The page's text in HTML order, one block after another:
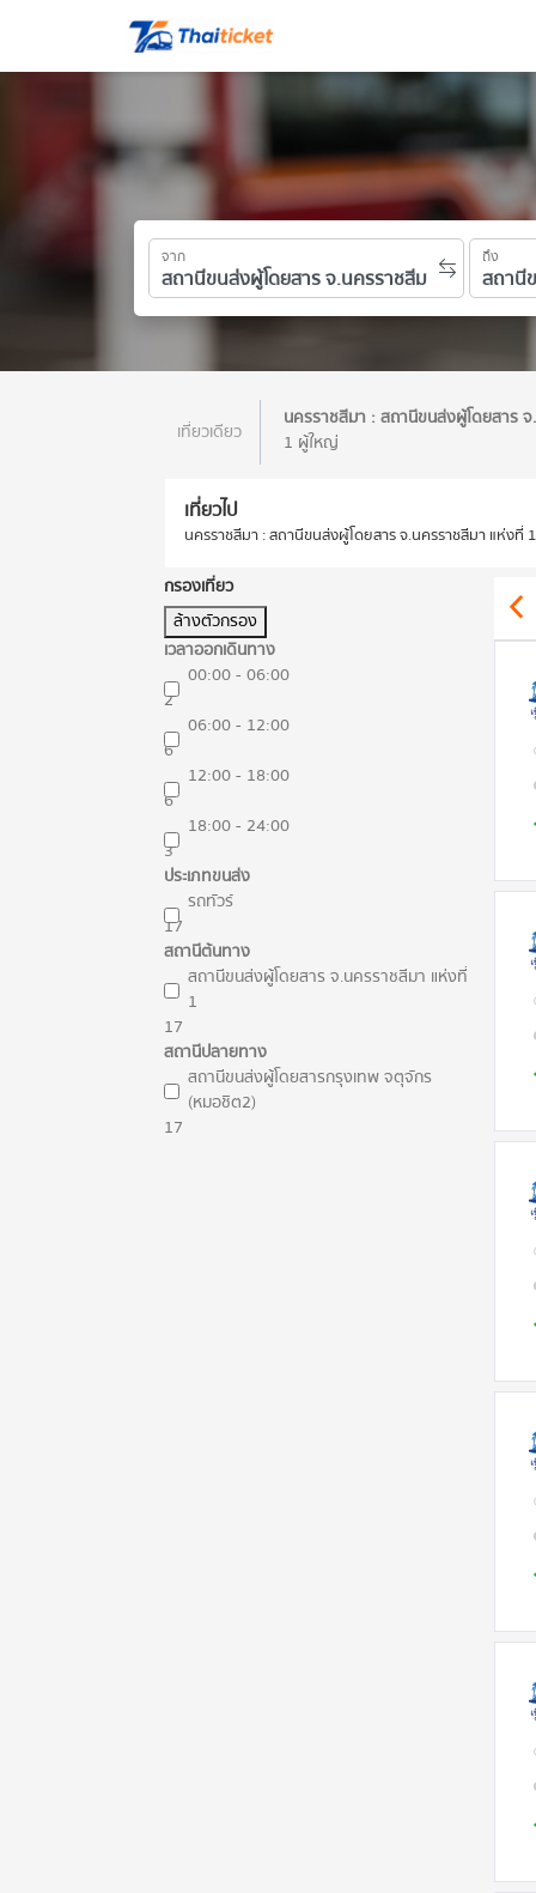
จาก ถึง
เที่ยวเดียว
นครราชสีมา : สถานีขนส่งผู้โดยสาร
1 ผู้ใหญ่
เที่ยวไป
นครราชสีมา : สถานีขนส่งผู้โดยสาร จ.นครราชสีมา แห่งที่ 1
กรองเที่ยว
ล้างตัวกรอง
เวลาออกเดินทาง
00:00 - 06:00
2
06:00 - 12:00
6
12:00 - 18:00
6
18:00 - 24:00
3
ประเภทขนส่ง
รถทัวร์
17
สถานีต้นทาง
สถานีขนส่งผู้โดยสาร จ.นครราชสีมา แห่งที่
1
17
สถานีปลายทาง
สถานีขนส่งผู้โดยสารกรุงเทพ จตุจักร
(หมอชิต2)
17